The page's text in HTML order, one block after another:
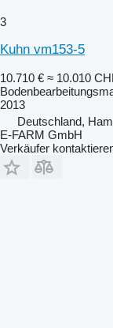
3
Kuhn vm153-5
10.710 € ≈ 10.010
2013
Deutschland,
E-FARM GmbH
Verkäufer